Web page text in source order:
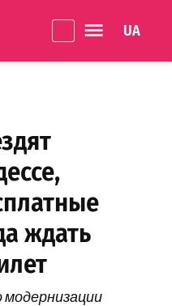
ждать
модернизации